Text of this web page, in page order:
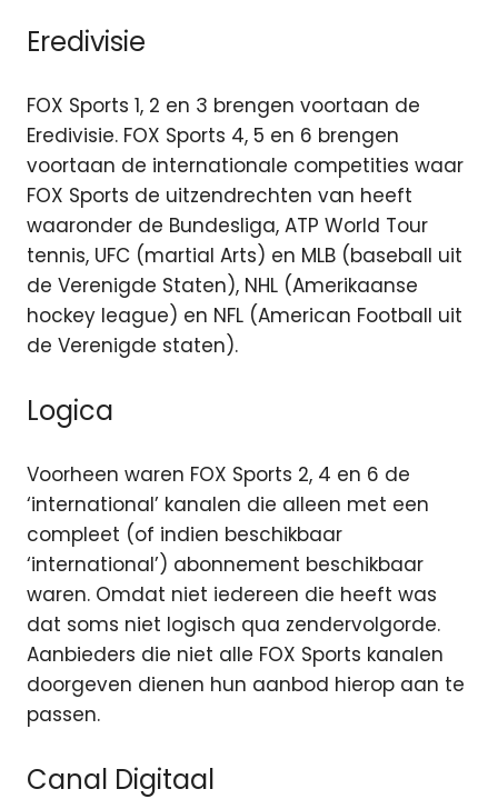
Eredivisie
FOX Sports 1, 2 en 3 brengen voortaan de
Eredivisie. FOX Sports 4, 5 en 6 brengen
voortaan de internationale competities waar
FOX Sports de uitzendrechten van heeft
waaronder de Bundesliga, ATP World Tour
tennis, UFC (martial Arts) en MLB (baseball uit
de Verenigde Staten), NHL (Amerikaanse
hockey league) en NFL (American Football uit
de Verenigde staten).
Logica
Voorheen waren FOX Sports 2, 4 en 6 de
‘international’ kanalen die alleen met een
compleet (of indien beschikbaar
‘international’) abonnement beschikbaar
waren. Omdat niet iedereen die heeft was
dat soms niet logisch qua zendervolgorde.
Aanbieders die niet alle FOX Sports kanalen
doorgeven dienen hun aanbod hierop aan te
passen.
Canal Digitaal